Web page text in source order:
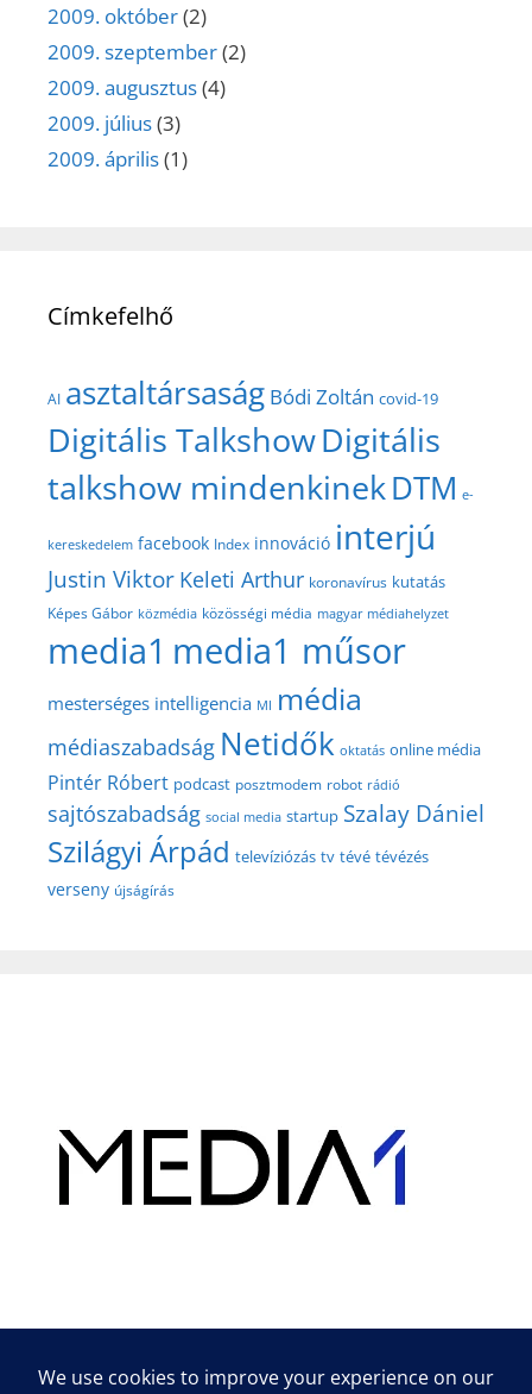
2009. október(2)
2009. szeptember(2)
2009. augusztus(4)
2009. július(3)
2009. április(1)
Címkefelhő
AI asztaltársaság Bódi Zoltán covid-19
Digitális TalkshowDigitális
talkshow mindenkinekDTM e-
kereskedelem facebook Index innováció interjú
Justin Viktor Keleti Arthur koronavírus kutatás
Képes Gábor közmédia közösségi média magyar médiahelyzet
media1 media1 műsor
mesterséges intelligencia MI média
médiaszabadság Netidők oktatás online média
Pintér Róbert podcast posztmodem robot rádió
sajtószabadság social media startup Szalay Dániel
Szilágyi Árpád televíziózás tv tévé tévézés
verseny újságírás